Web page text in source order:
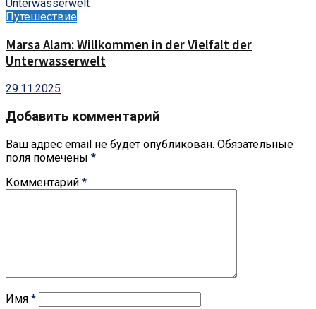
Путешествие
Marsa Alam: Willkommen in der Vielfalt der
Unterwasserwelt
29.11.2025
Добавить комментарий
Ваш адрес email не будет опубликован. Обязательные
поля помечены *
Комментарий *
Имя *